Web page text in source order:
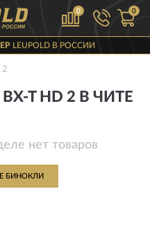
0 0
LEUPOLD В РОССИИ
2
T HD 2 В ЧИТЕ
нет товаров
БИНОКЛИ